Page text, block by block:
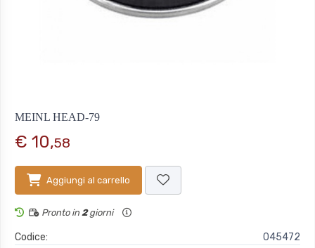
MEINL HEAD-79
€ 10,58
Aggiungi al carrello
Pronto in 2giorni
Codice: 045472